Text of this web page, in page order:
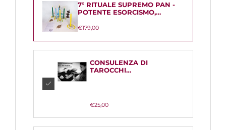
7° RITUALE SUPREMO PAN -
POTENTE ESORCISMO,
€179,00
CONSULENZA DI
TAROCCHI
€25,00